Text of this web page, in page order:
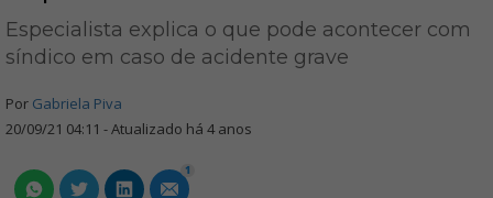
Especialista explica o que pode acontecer com
síndico em caso de acidente grave
Por Gabriela Piva
20/09/21 04:11 - Atualizado há 4 anos
1